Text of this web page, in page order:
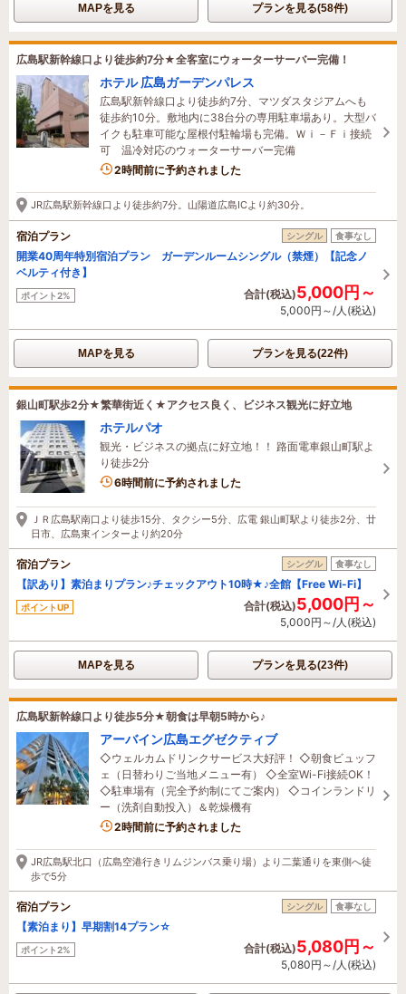
MAPを見る プランを見る(58件)
広島駅新幹線口より徒歩約7分★全客室にウォーターサーバー完備！
ホテル 広島ガーデンパレス
広島駅新幹線口より徒歩約7分、マツダスタジアムへも
徒歩約10分。敷地内に38台分の専用駐車場あり。大型バ
イクも駐車可能な屋根付駐輪場も完備。Ｗｉ－Ｆｉ接続
可 温冷対応のウォーターサーバー完備
2時間前に予約されました
JR広島駅新幹線口より徒歩約7分。山陽道広島ICより約30分。
宿泊プラン シングル 食事なし
開業40周年特別宿泊プラン ガーデンルームシングル（禁煙）【記念ノ
ベルティ付き】
ポイント2% 合計(税込)5,000円～
5,000円～/人(税込)
MAPを見る プランを見る(22件)
銀山町駅歩2分★繁華街近く★アクセス良く、ビジネス観光に好立地
ホテルパオ
観光・ビジネスの拠点に好立地！！ 路面電車銀山町駅よ
り徒歩2分
6時間前に予約されました
ＪＲ広島駅南口より徒歩15分、タクシー5分、広電 銀山町駅より徒歩2分、廿
日市、広島東インターより約20分
宿泊プラン シングル 食事なし
【訳あり】素泊まりプラン♪チェックアウト10時★♪全館【Free Wi-Fi】
ポイントUP 合計(税込)5,000円～
5,000円～/人(税込)
MAPを見る プランを見る(23件)
広島駅新幹線口より徒歩5分★朝食は早朝5時から♪
アーバイン広島エグゼクティブ
◇ウェルカムドリンクサービス大好評！ ◇朝食ビュッフ
ェ（日替わりご当地メニュー有） ◇全室Wi-Fi接続OK！
◇駐車場有（完全予約制にてご案内） ◇コインランドリ
ー（洗剤自動投入）＆乾燥機有
1名がこの宿を見ています
2時間前に予約されました
JR広島駅北口（広島空港行きリムジンバス乗り場）より二葉通りを東側へ徒
歩で5分
宿泊プラン シングル 食事なし
【素泊まり】早期割14プラン☆
ポイント2% 合計(税込)5,080円～
5,080円～/人(税込)